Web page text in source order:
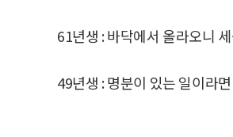
61년생 : 바닥에서 올라오니
49년생 : 명분이 있는 일이라